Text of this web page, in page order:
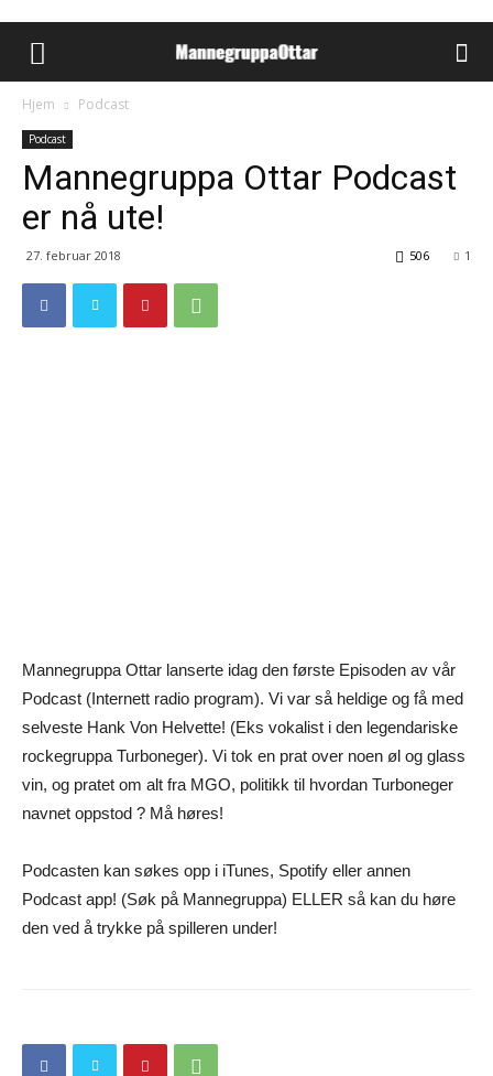
Hjem Podcast
Podcast
Mannegruppa Ottar Podcast
er nå ute!
27. februar 2018 1
506
Mannegruppa Ottar lanserte idag den første Episoden av vår
Podcast (Internett radio program). Vi var så heldige og få med
selveste Hank Von Helvette! (Eks vokalist i den legendariske
rockegruppa Turboneger). Vi tok en prat over noen øl og glass
vin, og pratet om alt fra MGO, politikk til hvordan Turboneger
navnet oppstod ? Må høres!
Podcasten kan søkes opp i iTunes, Spotify eller annen
Podcast app! (Søk på Mannegruppa) ELLER så kan du høre
den ved å trykke på spilleren under!